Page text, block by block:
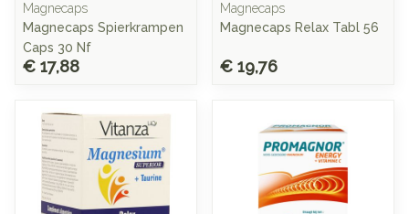
Magnecaps
Magnecaps Spierkrampen
Caps 30 Nf
€ 17,88
Magnecaps
Magnecaps Relax Tabl 56
€ 19,76